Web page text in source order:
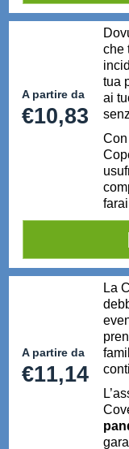
che
tua
ai
A partire da
€10,83
La
A partire da
€11,14